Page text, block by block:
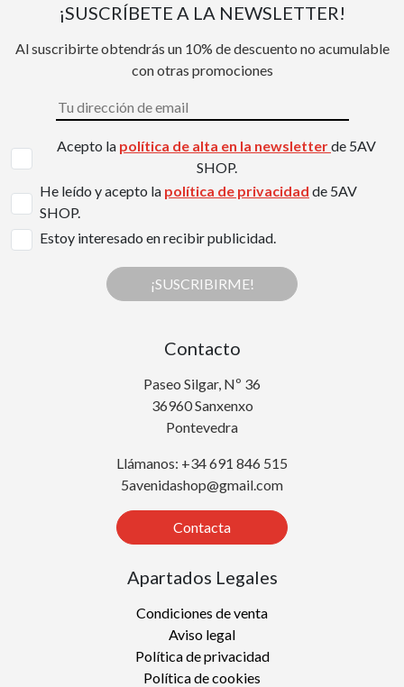
¡SUSCRÍBETE A LA NEWSLETTER!
Al suscribirte obtendrás un 10% de descuento no acumulable
con otras promociones
Acepto la política de alta en la newsletterde 5AV
SHOP.
He leído y acepto la política de privacidad de 5AV
SHOP.
Estoy interesado en recibir publicidad.
¡SUSCRIBIRME!
Contacto
Paseo Silgar, Nº 36
36960 Sanxenxo
Pontevedra
Llámanos: +34 691 846 515
5avenidashop@gmail.com
Contacta
Apartados Legales
Condiciones de venta
Aviso legal
Política de privacidad
Política de cookies